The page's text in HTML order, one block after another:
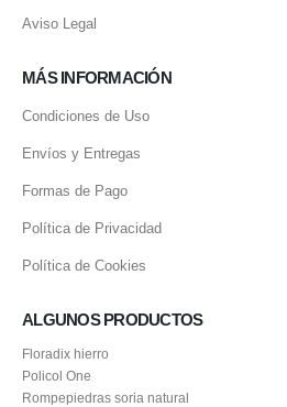
Aviso Legal
MÁS INFORMACIÓN
Condiciones de Uso
Envíos y Entregas
Formas de Pago
Política de Privacidad
Política de Cookies
ALGUNOS PRODUCTOS
Floradix hierro
Policol One
Rompepiedras soria natural